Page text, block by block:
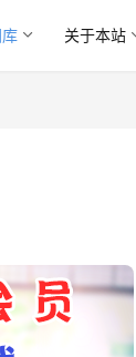
关于本站